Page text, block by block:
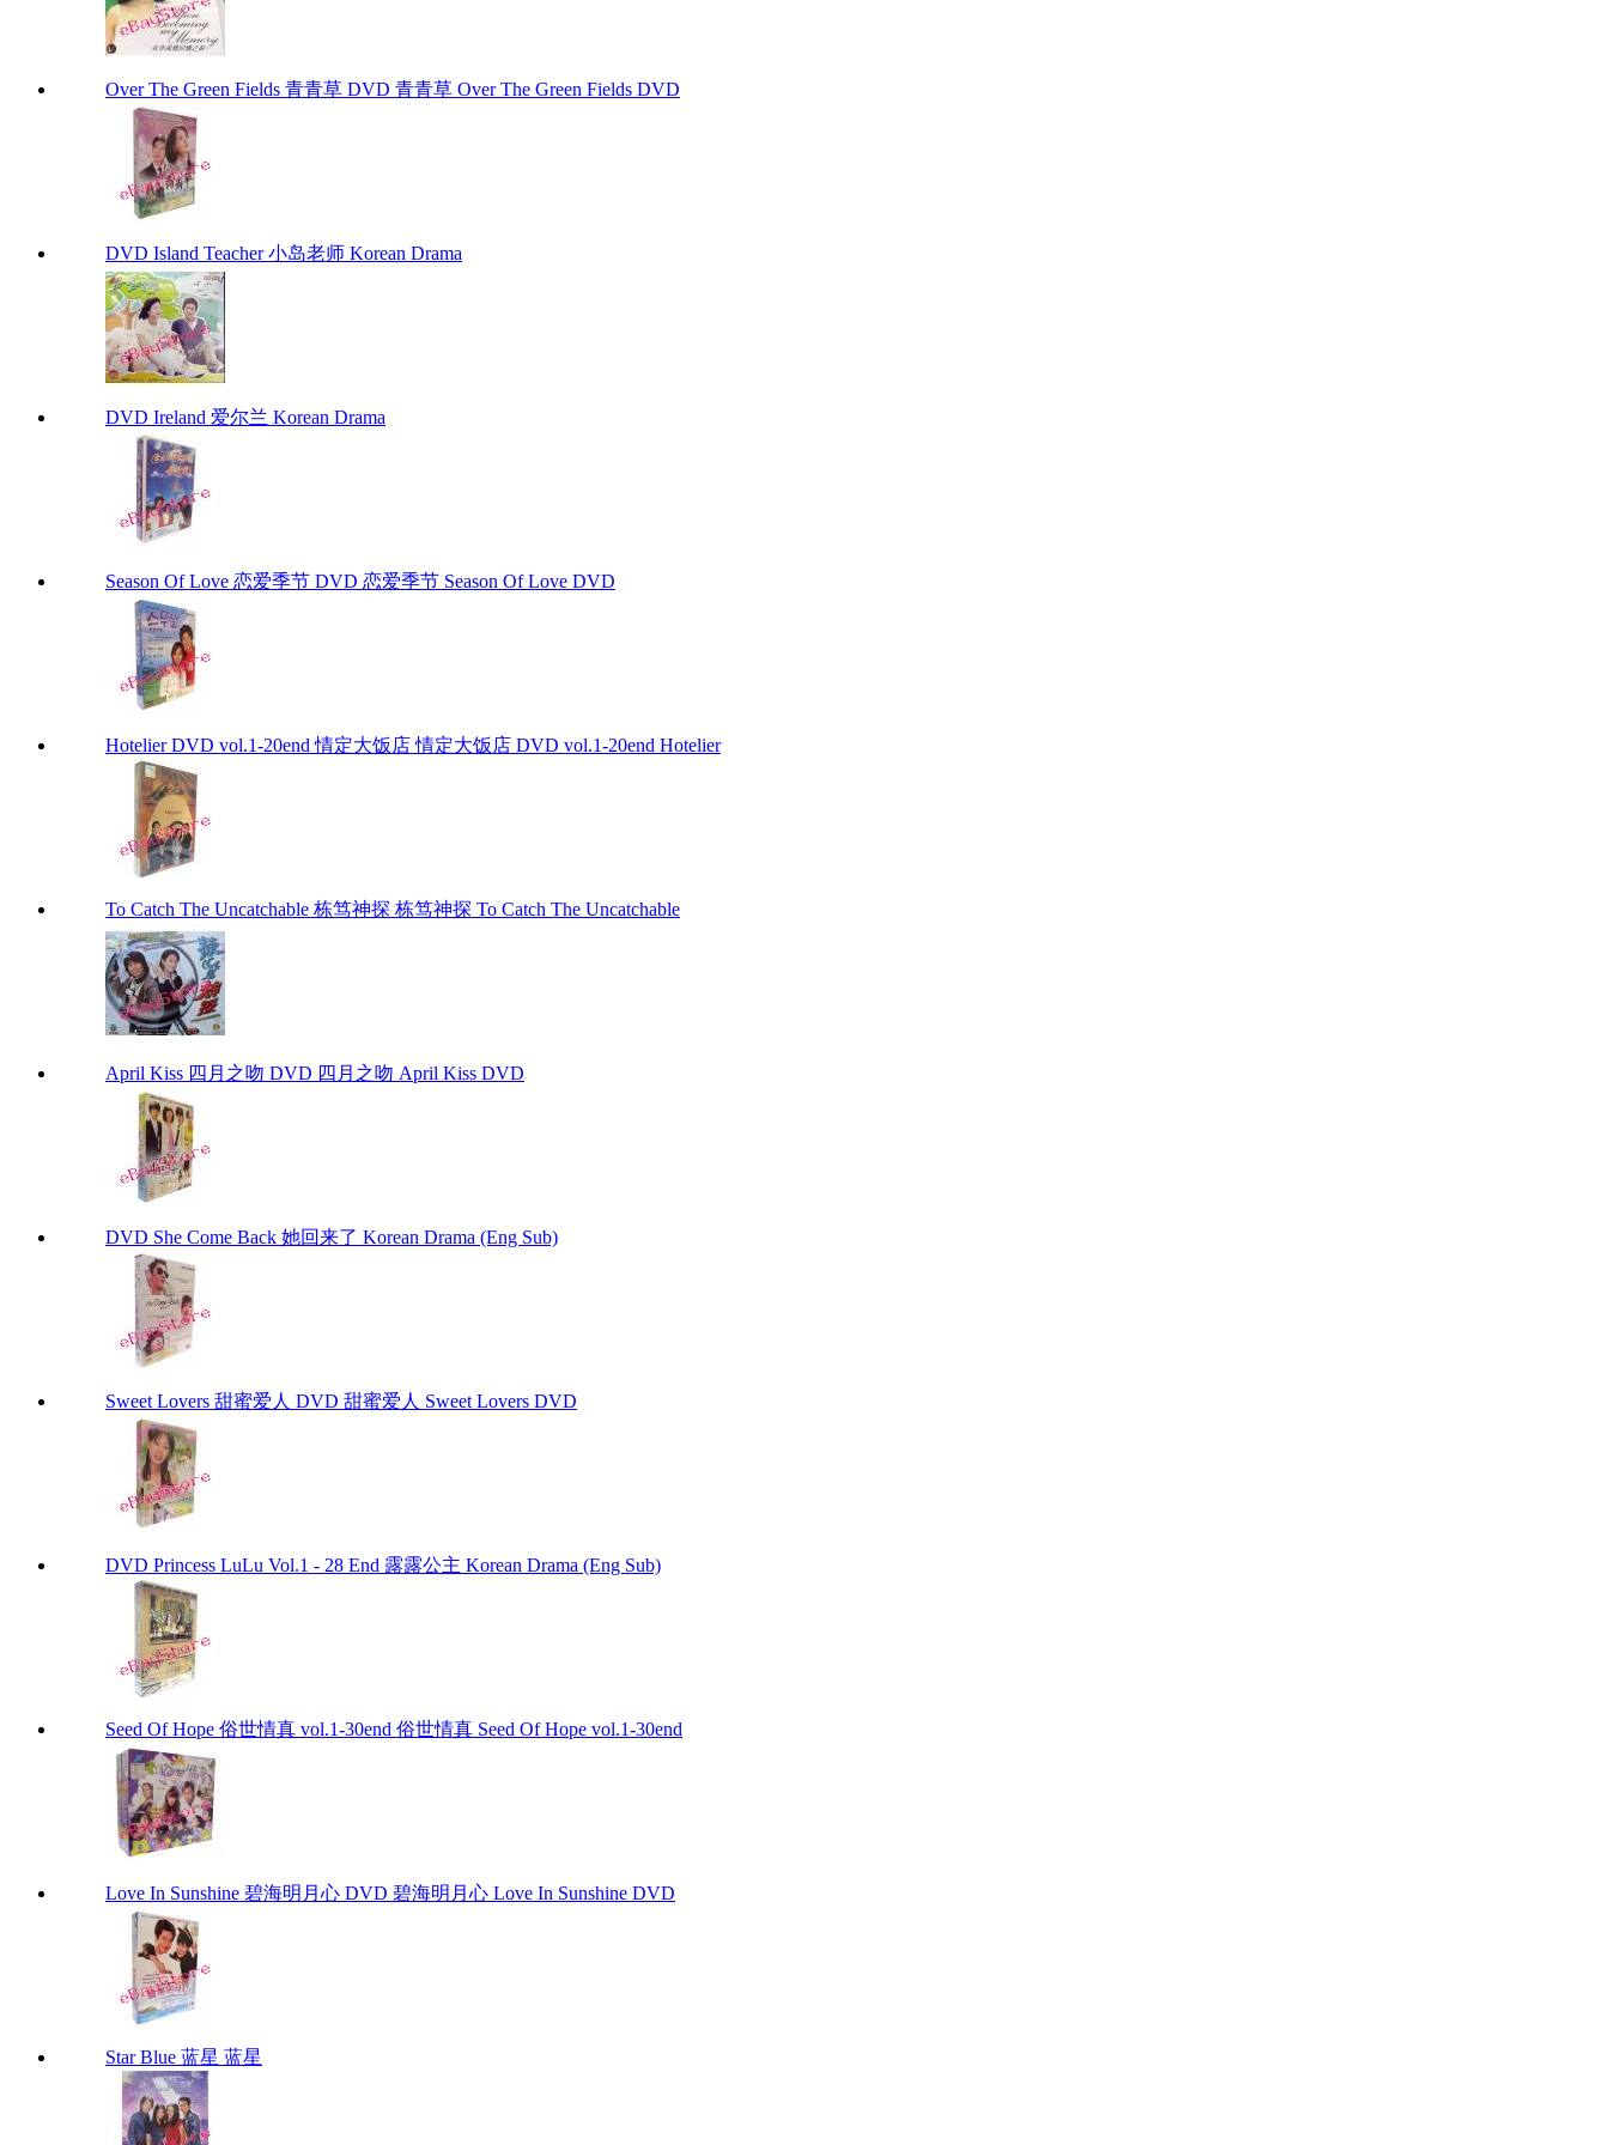
Over The Green Fields 青青草 DVD 青青草 Over The Green Fields DVD
DVD Island Teacher 小岛老师 Korean Drama
DVD Ireland 爱尔兰 Korean Drama
Season Of Love 恋爱季节 DVD 恋爱季节 Season Of Love DVD
Hotelier DVD vol.1-20end 情定大饭店 情定大饭店 DVD vol.1-20end Hotelier
To Catch The Uncatchable 栋笃神探 栋笃神探 To Catch The Uncatchable
April Kiss 四月之吻 DVD 四月之吻 April Kiss DVD
DVD She Come Back 她回来了 Korean Drama (Eng Sub)
Sweet Lovers 甜蜜爱人 DVD 甜蜜爱人 Sweet Lovers DVD
DVD Princess LuLu Vol.1 - 28 End 露露公主 Korean Drama (Eng Sub)
Seed Of Hope 俗世情真 vol.1-30end 俗世情真 Seed Of Hope vol.1-30end
Love In Sunshine 碧海明月心 DVD 碧海明月心 Love In Sunshine DVD
Star Blue 蓝星 蓝星